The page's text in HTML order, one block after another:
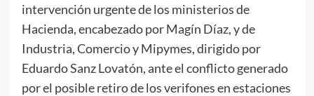
intervención urgente de los ministerios de
Hacienda, encabezado por Magín Díaz, y de
Industria, Comercio y Mipymes, dirigido por
Eduardo Sanz Lovatón, ante el conflicto generado
por el posible retiro de los verifones en estaciones